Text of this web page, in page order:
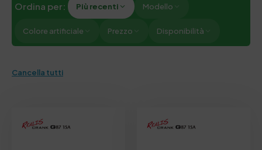
Ordina per: Più recenti Modello
Colore artificiale Prezzo Disponibilità
Cancella tutti